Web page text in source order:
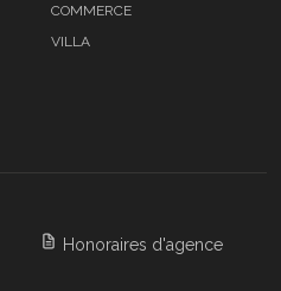
COMMERCE
VILLA
Honoraires d'agence